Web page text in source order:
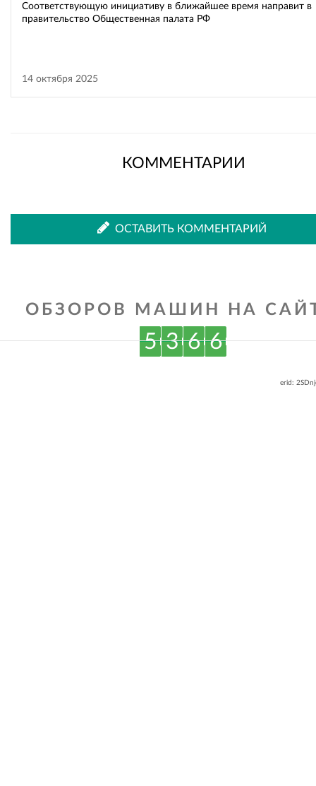
Соответствующую инициативу в ближайшее время направит в
правительство Общественная палата РФ
14 октября 2025
КОММЕНТАРИИ
ОСТАВИТЬ КОММЕНТАРИЙ
ОБЗОРОВ МАШИН НА
5 3 6 6
erid: